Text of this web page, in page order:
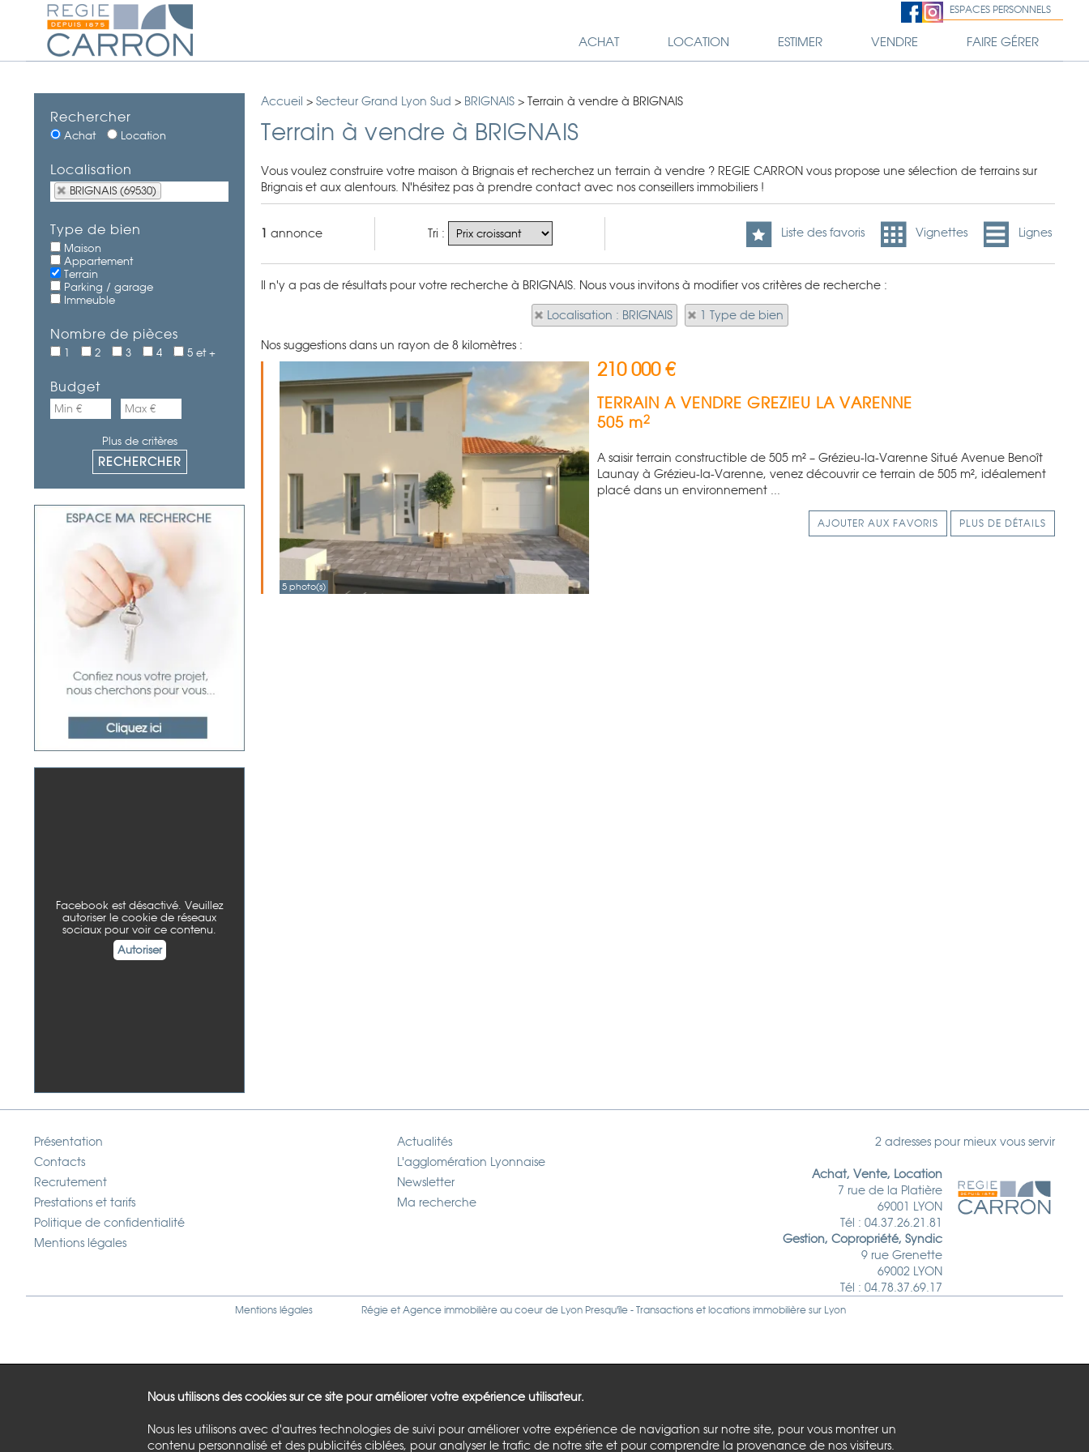
ESPACES PERSONNELS
ACHAT LOCATION ESTIMER VENDRE FAIRE GÉRER
Rechercher
Achat Location
Localisation
BRIGNAIS (69530)
Type de bien
Maison
Appartement
Terrain
Parking / garage
Immeuble
Nombre de pièces
1 2 3 4 5 et +
Budget
Plus de critères
Facebook est désactivé. Veuillez
autoriser le cookie de réseaux
sociaux pour voir ce contenu.
Autoriser
Accueil > Secteur Grand Lyon Sud > BRIGNAIS > Terrain à vendre à BRIGNAIS
Terrain à vendre à BRIGNAIS
Vous voulez construire votre maison à Brignais et recherchez un terrain à vendre ? REGIE CARRON vous propose une sélection de terrains sur
Brignais et aux alentours. N'hésitez pas à prendre contact avec nos conseillers immobiliers !
1 annonce Tri : Liste des favoris Vignettes Lignes
Il n'y a pas de résultats pour votre recherche à BRIGNAIS. Nous vous invitons à modifier vos critères de recherche :
Localisation : BRIGNAIS 1 Type de bien
Nos suggestions dans un rayon de 8 kilomètres :
5 photo(s)
210 000 €
TERRAIN A VENDRE GREZIEU LA VARENNE
505 m2
A saisir terrain constructible de 505 m² – Grézieu-la-Varenne Situé Avenue Benoît
Launay à Grézieu-la-Varenne, venez découvrir ce terrain de 505 m², idéalement
placé dans un environnement ...
AJOUTER AUX FAVORIS PLUS DE DÉTAILS
Présentation
Contacts
Recrutement
Prestations et tarifs
Politique de confidentialité
Mentions légales
Actualités
L'agglomération Lyonnaise
Newsletter
Ma recherche
2 adresses pour mieux vous servir
Achat, Vente, Location
7 rue de la Platière
69001 LYON
Tél : 04.37.26.21.81
Gestion, Copropriété, Syndic
9 rue Grenette
69002 LYON
Tél : 04.78.37.69.17
Mentions légales Régie et Agence immobilière au coeur de Lyon Presqu'île - Transactions et locations immobilière sur Lyon
Nous utilisons des cookies sur ce site pour améliorer votre expérience utilisateur.
Nous les utilisons avec d'autres technologies de suivi pour améliorer votre expérience de navigation sur notre site, pour vous montrer un
contenu personnalisé et des publicités ciblées, pour analyser le trafic de notre site et pour comprendre la provenance de nos visiteurs.